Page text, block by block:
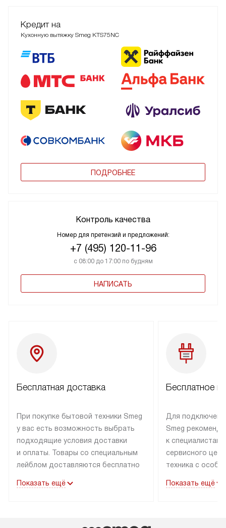
Кредит на
Кухонную вытяжку Smeg KTS75NC
ПОДРОБНЕЕ
Контроль качества
Номер для претензий и предложений:
+7 (495) 120-11-96
с 08:00 до 17:00 по будням
НАПИСАТЬ
Бесплатная доставка
При покупке бытовой техники Smeg
у вас есть возможность выбрать
подходящие условия доставки
и оплаты. Товары со специальным
лейблом доставляются бесплатно
до подъезда. Доставка за пределы
маркировку «в наличии», может
Показать ещё
Бесплатное
Для
Smeg
к специалистам
сервисного
техника с
коммуникациям.
Показать ещё